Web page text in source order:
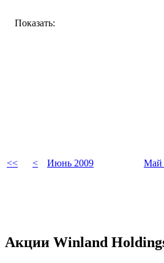
Показать:
<< < Июнь 2009 Май
Акции Winland